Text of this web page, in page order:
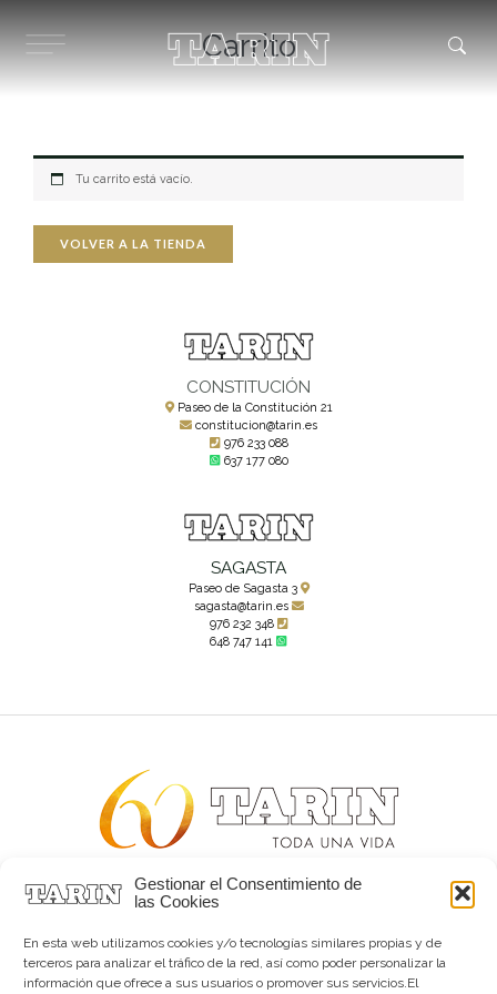
Gestionar el Consentimiento de
las Cookies
En esta web utilizamos cookies y/o tecnologías similares propias y de
terceros para analizar el tráfico de la red, así como poder personalizar la
información que ofrece a sus usuarios o promover sus servicios.El
contenido
Carrito
Tu carrito está vacío.
VOLVER A LA TIENDA
CONSTITUCIÓN
Paseo de la Constitución 21
constitucion@tarin.es
976 233 088
637 177 080
SAGASTA
Paseo de Sagasta 3
sagasta@tarin.es
976 232 348
648 747 141
Alta joyería desde 1963
Tarín Magazine
Contacto